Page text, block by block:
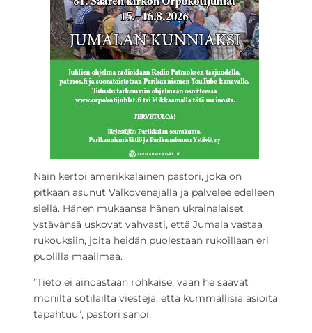
Näin kertoi amerikkalainen pastori, joka on
pitkään asunut Valkovenäjällä ja palvelee edelleen
siellä. Hänen mukaansa hänen ukrainalaiset
ystävänsä uskovat vahvasti, että Jumala vastaa
rukouksiin, joita heidän puolestaan rukoillaan eri
puolilla maailmaa.
”Tieto ei ainoastaan rohkaise, vaan he saavat
monilta sotilailta viestejä, että kummallisia asioita
tapahtuu”, pastori sanoi.